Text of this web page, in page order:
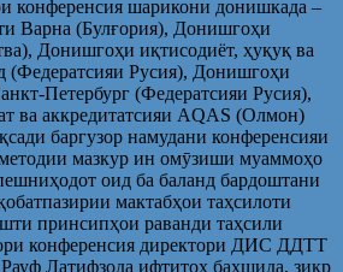
конференсия шарикони донишкада –
Варна (Булғория), Донишгоҳи
Донишгоҳи иқтисодиёт, ҳуқуқ ва
(Федератсияи Русия), Донишгоҳи
Петербург (Федератсияи Русия),
ва аккредитатсияи AQAS (Олмон)
баргузор намудани конференсияи
мазкур ин омӯзиши муаммоҳо
оид ба баланд бардоштани
мактабҳои таҳсилоти
принсипҳои раванди таҳсили
конференсия директори ДИС ДДТТ
Латифзода ифтитоҳ бахшида, зикр